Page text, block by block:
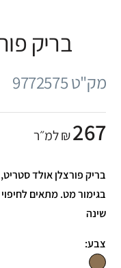
בריק
מק"ט 9772575
267₪ למ״ר
בגימור מט. מתאים לחיפוי
שינה
צבע: